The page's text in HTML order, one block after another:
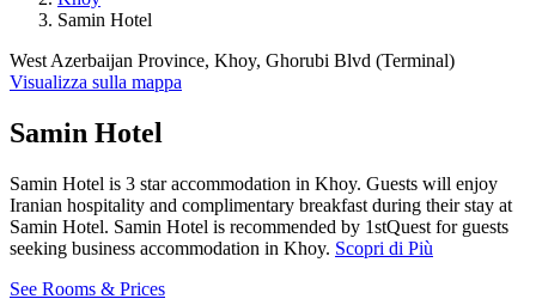
Samin Hotel
West Azerbaijan Province, Khoy, Ghorubi Blvd (Terminal)
Visualizza sulla mappa
Samin Hotel
Samin Hotel is 3 star accommodation in Khoy. Guests will enjoy
Iranian hospitality and complimentary breakfast during their stay at
Samin Hotel. Samin Hotel is recommended by 1stQuest for guests
seeking business accommodation in Khoy. Scopri di Più
See Rooms & Prices